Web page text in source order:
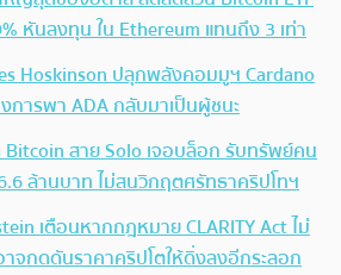
หันลงทุน ใน Ethereum แทนถึง 3 เท่า
Hoskinson ปลุกพลังคอมมูฯ Cardano
การพา ADA กลับมาเป็นผู้ชนะ
สาย Solo เจอบล็อก รับทรัพย์คน
ล้านบาท ไม่สนวิกฤตศรัทธาคริปโทฯ
เตือนหากกฎหมาย CLARITY Act ไม่
จกดดันราคาคริปโตให้ดิ่งลงอีกระลอก